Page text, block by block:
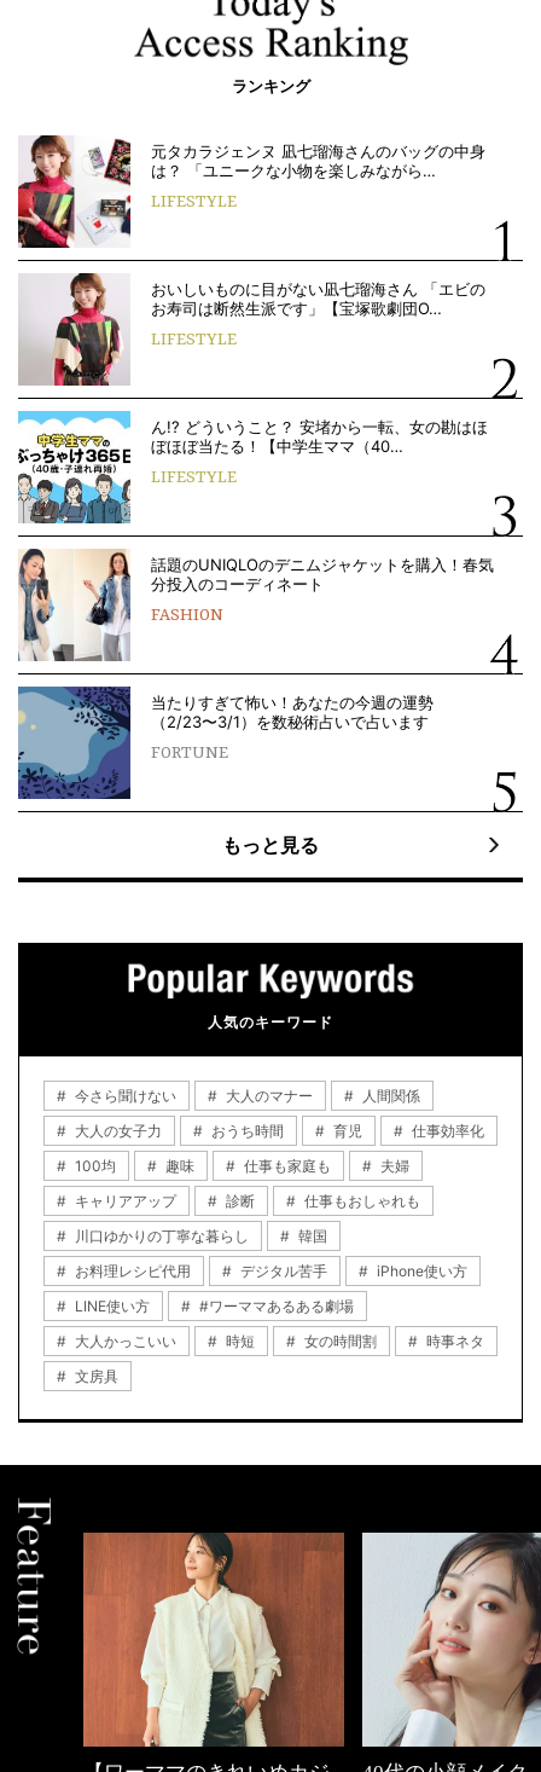
ランキング
元タカラジェンヌ 凪七瑠海さんのバッグの中身
は？ 「ユニークな小物を楽しみながら…
LIFESTYLE
おいしいものに目がない凪七瑠海さん 「エビの
お寿司は断然生派です」【宝塚歌劇団O…
LIFESTYLE
ん!? どういうこと？ 安堵から一転、女の勘はほ
ぼほぼ当たる！【中学生ママ（40…
LIFESTYLE
話題のUNIQLOのデニムジャケットを購入！春気
分投入のコーディネート
FASHION
当たりすぎて怖い！あなたの今週の運勢
（2/23〜3/1）を数秘術占いで占います
FORTUNE
もっと見る
人気のキーワード
今さら聞けない 大人のマナー
人間関係
大人の女子力
おうち時間 育児
仕事効率化
100均
趣味 仕事も家庭も
夫婦
キャリアアップ
診断
仕事もおしゃれも
川口ゆかりの丁寧な暮らし
韓国
お料理レシピ代用
デジタル苦手
iPhone使い方
LINE使い方
#ワーママあるある劇場
大人かっこいい
時短 女の時間割
時事ネタ
文房具